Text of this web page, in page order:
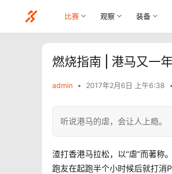
比赛 观察 装备
燃烧指南 | 港马又一
admin • 2017年2月6日 上午6:38 •
听说港马的虐，会让人上瘾。
渣打香港马拉松，以“虐”而著
跑友在起跑半个小时候后就打消